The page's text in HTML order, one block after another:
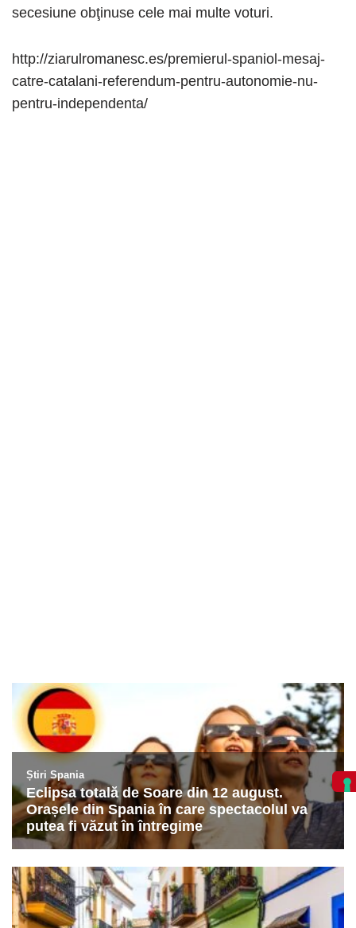
secesiune obţinuse cele mai multe voturi.
http://ziarulromanesc.es/premierul-spaniol-mesaj-
catre-catalani-referendum-pentru-autonomie-nu-
pentru-independenta/